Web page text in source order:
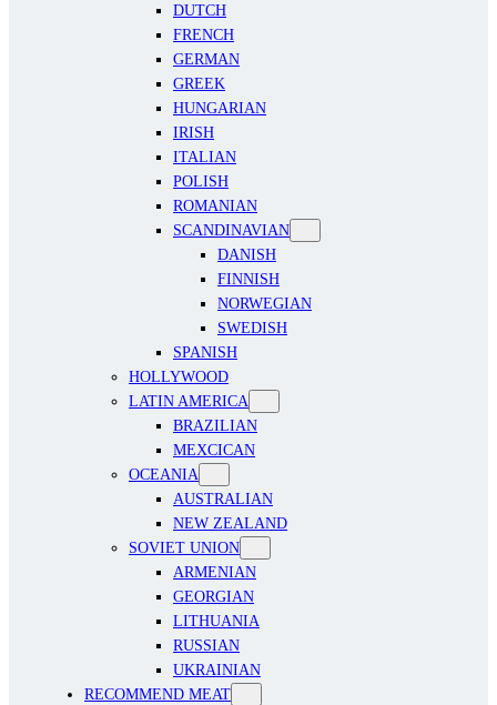
DUTCH
FRENCH
GERMAN
GREEK
HUNGARIAN
IRISH
ITALIAN
POLISH
ROMANIAN
SCANDINAVIAN
DANISH
FINNISH
NORWEGIAN
SWEDISH
SPANISH
HOLLYWOOD
LATIN AMERICA
BRAZILIAN
MEXCICAN
OCEANIA
AUSTRALIAN
NEW ZEALAND
SOVIET UNION
ARMENIAN
GEORGIAN
LITHUANIA
RUSSIAN
UKRAINIAN
RECOMMEND MEAT